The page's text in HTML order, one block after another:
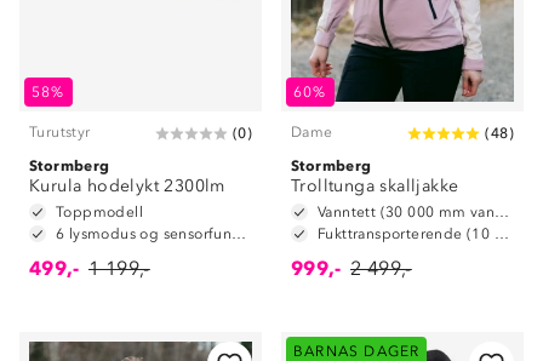
58%
Turutstyr (0)
Stormberg
Kurula hodelykt 2300lm
Toppmodell
6 lysmodus og sensorfunksjon
499,- 1 199,-
60%
Dame (48)
Stormberg
Trolltunga skalljakke
Vanntett (30 000 mm vannsøyle)
Fukttransporterende (10 000 g/m2/24t)
999,- 2 499,-
BARNAS DAGER